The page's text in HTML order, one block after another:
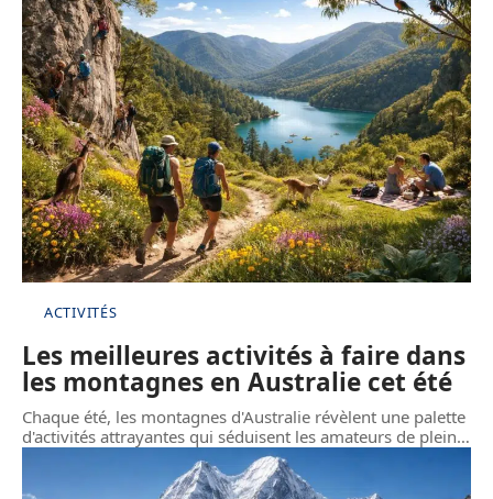
ACTIVITÉS
Les meilleures activités à faire dans
les montagnes en Australie cet été
Chaque été, les montagnes d'Australie révèlent une palette
d'activités attrayantes qui séduisent les amateurs de plein…